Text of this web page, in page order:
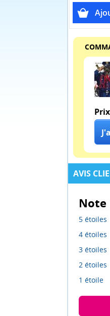
AVIS
Note
5 étoiles
4 étoiles
3 étoiles
2 étoiles
1 étoile